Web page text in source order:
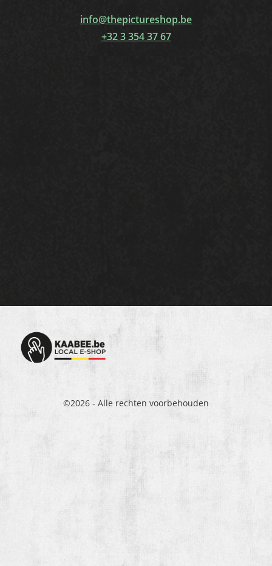
info@thepictureshop.be
+32 3 354 37 67
©2026 - Alle rechten voorbehouden